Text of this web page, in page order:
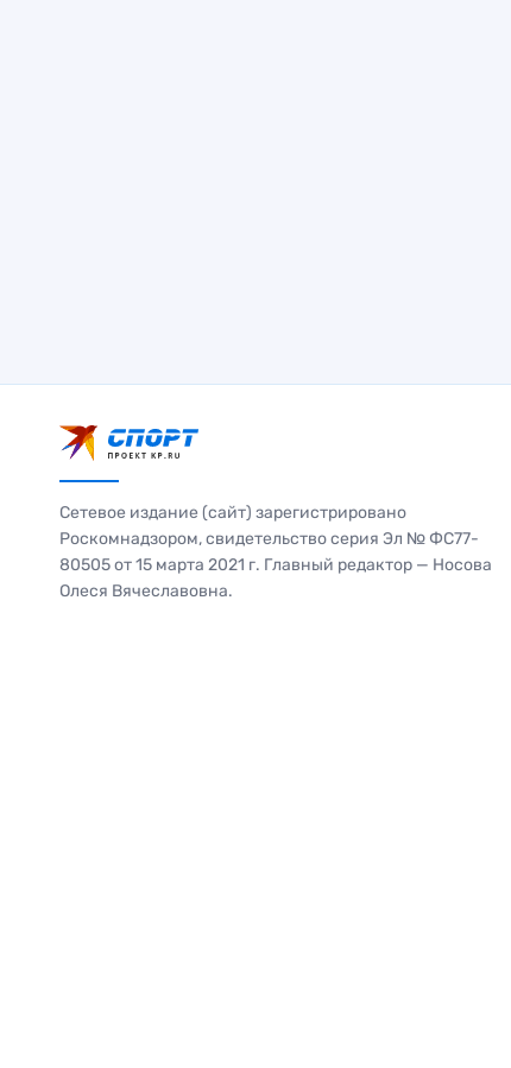
Сетевое издание (сайт) зарегистрировано
Роскомнадзором, свидетельство серия Эл № ФС77-
80505 от 15 марта 2021 г. Главный редактор — Носова
Олеся Вячеславовна.